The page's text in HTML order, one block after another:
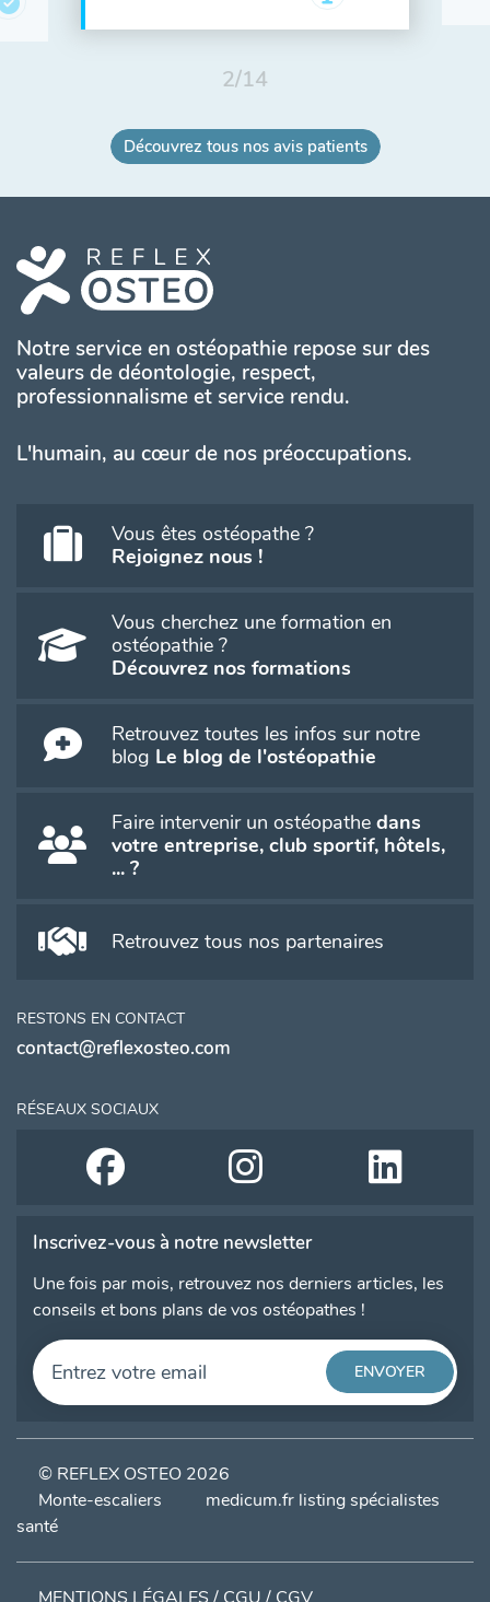
2/14
Découvrez tous nos avis patients
Notre service en ostéopathie repose sur des
valeurs de déontologie, respect,
professionnalisme et service rendu.
L'humain, au cœur de nos préoccupations.
Vous êtes ostéopathe ?
Rejoignez nous !
Vous cherchez une formation en
ostéopathie ?
Découvrez nos formations
Retrouvez toutes les infos sur notre
blog Le blog de l'ostéopathie
Faire intervenir un ostéopathe dans
votre entreprise, club sportif, hôtels,
... ?
Retrouvez tous nos partenaires
RESTONS EN CONTACT
contact@reflexosteo.com
RÉSEAUX SOCIAUX
Inscrivez-vous à notre newsletter
Une fois par mois, retrouvez nos derniers articles, les
conseils et bons plans de vos ostéopathes !
© REFLEX OSTEO 2026
Monte-escaliers
medicum.fr listing spécialistes
santé